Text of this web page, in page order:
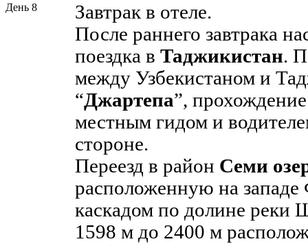
День 8
Завтрак в отеле.
После раннего завтрака
поездка в Таджикистан.
между Узбекистаном и
“Джартепа”,
местным гидом и
стороне.
Переезд в район Семи
расположенную на западе
каскадом по долине реки
1598 м до 2400 м